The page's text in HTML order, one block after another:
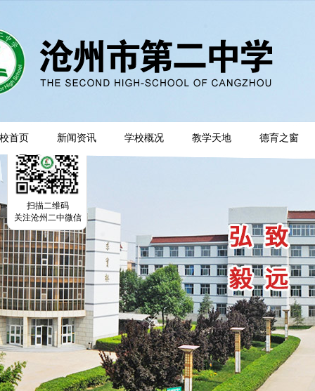
首页 新闻资讯 学校概况 教学天地 德育之窗
扫描二维码
关注沧州二中微信